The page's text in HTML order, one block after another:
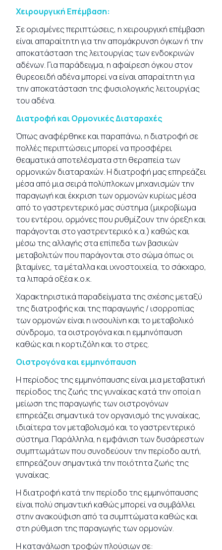
Χειρουργική Επέμβαση:
Σε ορισμένες περιπτώσεις, η χειρουργική επέμβαση
είναι απαραίτητη για την απομάκρυνση όγκων ή την
αποκατάσταση της λειτουργίας των ενδοκρινών
αδένων. Για παράδειγμα, η αφαίρεση όγκου στον
θυρεοειδή αδένα μπορεί να είναι απαραίτητη για
την αποκατάσταση της φυσιολογικής λειτουργίας
του αδένα.
Διατροφή και Ορμονικές Διαταραχές
Όπως αναφέρθηκε και παραπάνω, η διατροφή σε
πολλές περιπτώσεις μπορεί να προσφέρει
θεαματικά αποτελέσματα στη θεραπεία των
ορμονικών διαταραχών. Η διατροφή μας επηρεάζει
μέσα από μια σειρά πολύπλοκων μηχανισμών την
παραγωγή και έκκριση των ορμονών κυρίως μέσα
από το γαστρεντερικό μας σύστημα (μικροβίωμα
του εντέρου, ορμόνες που ρυθμίζουν την όρεξη και
παράγονται στο γαστρεντερικό κ.α.) καθώς και
μέσω της αλλαγής στα επίπεδα των βασικών
μεταβολιτών που παράγονται στο σώμα όπως οι
βιταμίνες, τα μέταλλα και ιχνοστοιχεία, το σάκχαρο,
τα λιπαρά οξέα κ.ο.κ.
Χαρακτηριστικά παραδείγματα της σχέσης μεταξύ
της διατροφής και της παραγωγής / ισορροπίας
των ορμονών είναι η ινσουλίνη και το μεταβολικό
σύνδρομο, τα οιστρογόνα και η εμμηνόπαυση
καθώς και η κορτιζόλη και το στρες.
Οιστρογόνα και εμμηνόπαυση
Η περίοδος τηςεμμηνόπαυσηςείναι μια μεταβατική
περίοδος της ζωής της γυναίκας κατά την οποία η
μείωση της παραγωγής των οιστρογόνων
επηρεάζει σημαντικά τον οργανισμό της γυναίκας,
ιδιαίτερα τον μεταβολισμό και το γαστρεντερικό
σύστημα. Παράλληλα, η εμφάνιση των δυσάρεστων
συμπτωμάτων που συνοδεύουν την περίοδο αυτή,
επηρεάζουν σημαντικά την ποιότητα ζωής της
γυναίκας.
Η διατροφή κατά την περίοδο της εμμηνόπαυσης
είναι πολύ σημαντική καθώς μπορεί να συμβάλλει
στην ανακούφιση από τα συμπτώματα καθώς και
στη ρύθμιση της παραγωγής των ορμονών.
Η κατανάλωση τροφών πλούσιων σε: